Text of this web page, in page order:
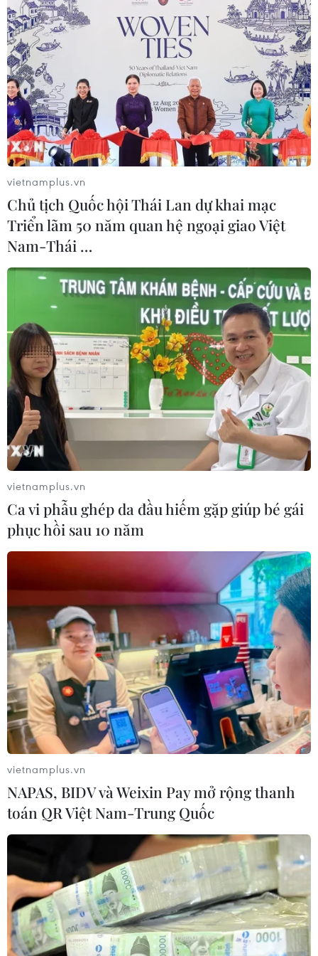
TIN CÙNG CHUYÊN MỤC
Bão Dolphin hướng vào miền Đông
Trung Quốc, cảnh báo mưa lớn trên
vietnamplus.vn
Chủ tịch Quốc hội Thái Lan dự khai mạc
Triển lãm 50 năm quan hệ ngoại giao Việt
Nam-Thái …
vietnamplus.vn
Ca vi phẫu ghép da đầu hiếm gặp giúp bé gái
phục hồi sau 10 năm
vietnamplus.vn
NAPAS, BIDV và Weixin Pay mở rộng thanh
toán QR Việt Nam-Trung Quốc